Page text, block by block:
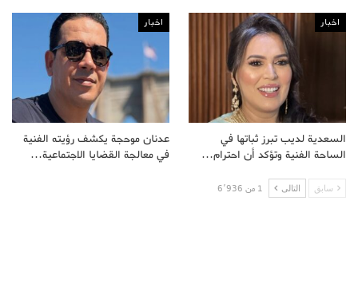
اخبار
السعدية لديب تبرز ثباتها في
الساحة الفنية وتؤكد أن احترام…
اخبار
عدنان موحجة يكشف رؤيته الفنية
في معالجة القضايا الاجتماعية…
سابق التالى 1 من 6٬936